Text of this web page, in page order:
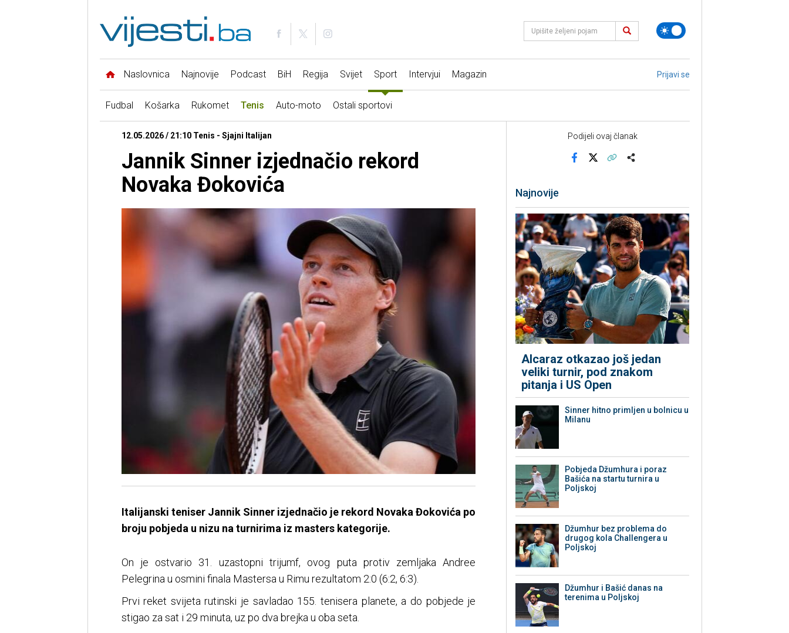
Naslovnica Najnovije Podcast BiH Regija Svijet Sport Intervjui Magazin Prijavi se
Fudbal Košarka Rukomet Tenis Auto-moto Ostali sportovi
12.05.2026 / 21:10 Tenis - Sjajni Italijan
Jannik Sinner izjednačio rekord
Novaka Đokovića
Italijanski teniser Jannik Sinner izjednačio je rekord Novaka Đokovića po
broju pobjeda u nizu na turnirima iz masters kategorije.
On je ostvario 31. uzastopni trijumf, ovog puta protiv zemljaka Andree
Pelegrina u osmini finala Mastersa u Rimu rezultatom 2:0 (6:2, 6:3).
Prvi reket svijeta rutinski je savladao 155. tenisera planete, a do pobjede je
stigao za sat i 29 minuta, uz po dva brejka u oba seta.
Podijeli ovaj članak
Najnovije
Alcaraz otkazao još jedan
veliki turnir, pod znakom
pitanja i US Open
Sinner hitno primljen u bolnicu u
Milanu
Pobjeda Džumhura i poraz
Bašića na startu turnira u
Poljskoj
Džumhur bez problema do
drugog kola Challengera u
Poljskoj
Džumhur i Bašić danas na
terenima u Poljskoj